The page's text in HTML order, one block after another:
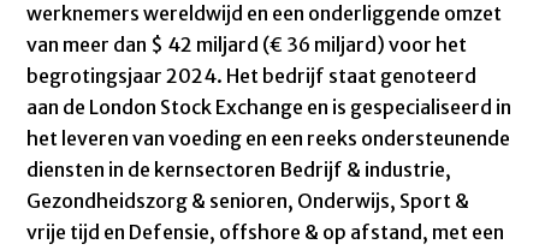
werknemers wereldwijd en een onderliggende omzet
van meer dan $ 42 miljard (€ 36 miljard) voor het
begrotingsjaar 2024. Het bedrijf staat genoteerd
aan de London Stock Exchange en is gespecialiseerd in
het leveren van voeding en een reeks ondersteunende
diensten in de kernsectoren Bedrijf & industrie,
Gezondheidszorg & senioren, Onderwijs, Sport &
vrije tijd en Defensie, offshore & op afstand, met een